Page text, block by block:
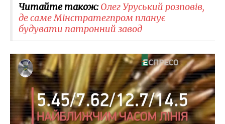
Читайте також:Олег Уруський розповів,
де саме Мінстратегпром планує
будувати патронний завод